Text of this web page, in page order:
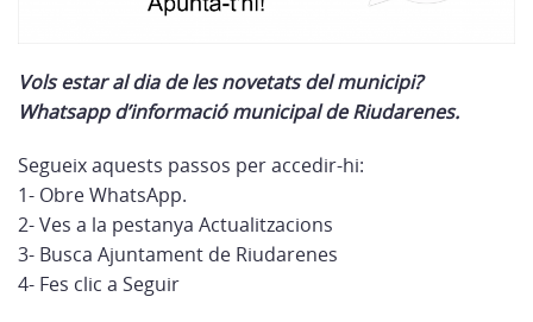
Vols estar al dia de les novetats del municipi?
Whatsapp d’informació municipal de Riudarenes.
Segueix aquests passos per accedir-hi:
1- Obre WhatsApp.
2- Ves a la pestanya Actualitzacions
3- Busca Ajuntament de Riudarenes
4- Fes clic a Seguir